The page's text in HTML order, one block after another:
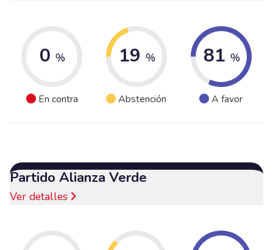
0 %
En contra
19 %
Abstención
81 %
A favor
Partido Alianza Verde
Ver detalles